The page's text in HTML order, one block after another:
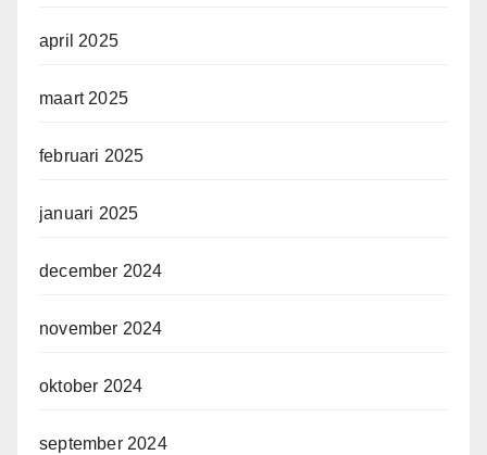
april 2025
maart 2025
februari 2025
januari 2025
december 2024
november 2024
oktober 2024
september 2024